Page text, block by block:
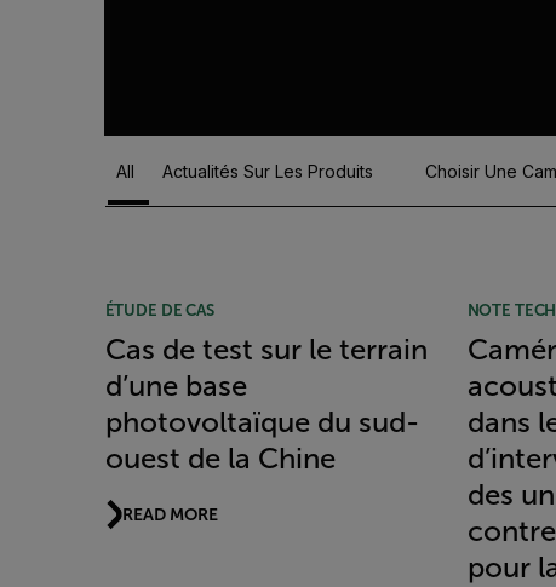
Article Listing
All Actualités Sur Les Produits Choisir Une
ÉTUDE DE CAS
Cas de test sur le terrain
d’une base
photovoltaïque du sud-
ouest de la Chine
READ MORE
NOTE
dans
des
pour